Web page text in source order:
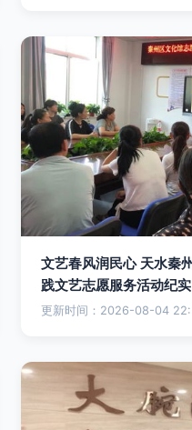
文艺春风润民心 天水秦
践文艺志愿服务活动纪实
更新时间：2026-08-04